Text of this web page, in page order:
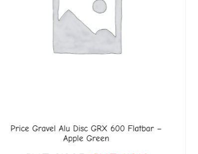
Price Gravel Alu Disc GRX 600 Flatbar –
Apple Green